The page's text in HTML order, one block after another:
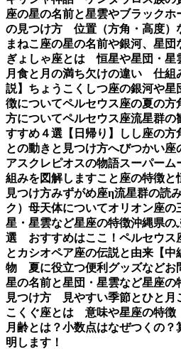
座の星の名前と星雲やブラックホ
の見つけ方 位置（方角・高度）
まねこ座の星の名前や銀河、星
ぎょしゃ座とは 恒星や星団・星
月食と月の満ち欠けの違い 仕組
説】 ちょうこくしつ座の銀河や
徴についてペルセウス座の夏の
方についてペルセウス座流星群の
すすめ４選【日帰り】
しし座の方
との動きと見つけ方へびつかい座
アスクレピオスの物語スーパー
組みを図解しますこと座の特徴
見つけ方みずがめ座η流星群の読
ク）母天体についてオリオン座
星・星雲など星座の特徴沖縄県の
選 おすすめはここ！ ペルセウ
とカシオペア座の伝説と由来【中
物 夏に役立つ便利グッズなどお
星の名前と星団・星雲など星座の
見つけ方 見やすい季節とひと月
こくぐ座とは 意味や星座の特
月齢とは？小数点はなぜつくの
明します！